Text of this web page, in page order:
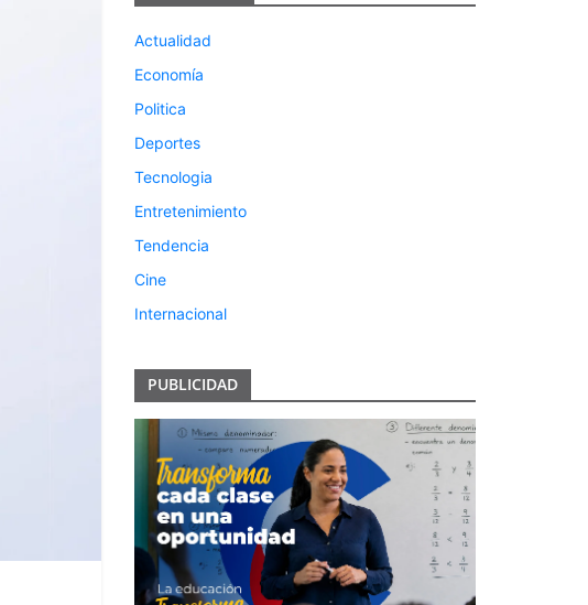
Actualidad
Economía
Politica
Deportes
Tecnologia
Entretenimiento
Tendencia
Cine
Internacional
PUBLICIDAD